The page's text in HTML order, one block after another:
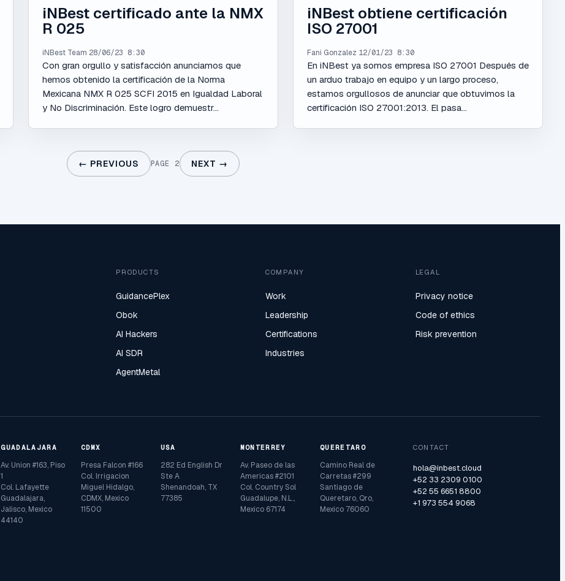
iNBest certificado ante la NMX
R 025
iNBest Team 28/06/23 8:30
Con gran orgullo y satisfacción anunciamos que
hemos obtenido la certificación de la Norma
Mexicana NMX R 025 SCFI 2015 en Igualdad Laboral
y No Discriminación. Este logro demuestr...
iNBest obtiene certificación
ISO 27001
Fani Gonzalez 12/01/23 8:30
En iNBest ya somos empresa ISO 27001 Después de
un arduo trabajo en equipo y un largo proceso,
estamos orgullosos de anunciar que obtuvimos la
certificación ISO 27001:2013. El pasa...
← PREVIOUS PAGE 2 NEXT →
PRODUCTS
GuidancePlex
Obok
AI Hackers
AI SDR
AgentMetal
COMPANY
Work
Leadership
Certifications
Industries
LEGAL
Privacy notice
Code of ethics
Risk prevention
GUADALAJARA
Av. Union #163, Piso
1
Col. Lafayette
Guadalajara,
Jalisco, Mexico
44140
CDMX
Presa Falcon #166
Col. Irrigacion
Miguel Hidalgo,
CDMX, Mexico
11500
USA
282 Ed English Dr
Ste A
Shenandoah, TX
77385
MONTERREY
Av. Paseo de las
Americas #2101
Col. Country Sol
Guadalupe, N.L.,
Mexico 67174
QUERETARO
Camino Real de
Carretas #299
Santiago de
Queretaro, Qro,
Mexico 76060
CONTACT
hola@inbest.cloud
+52 33 2309 0100
+52 55 6651 8800
+1 973 554 9068